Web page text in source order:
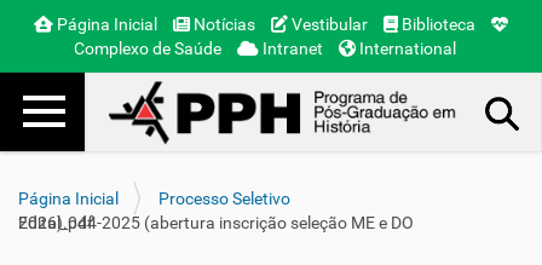
Página Inicial Notícias Vestibular
Biblioteca
Complexo de Saúde
Intranet International
Toggle navigation
Página Inicial
Processo Seletivo
Edital_044-2025 (abertura inscrição seleção ME e DO 2026).pdf